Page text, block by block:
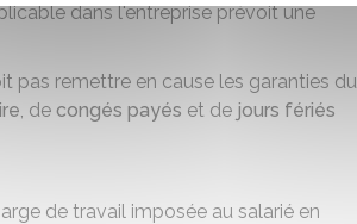
dans l'entreprise prévoit une
pas remettre en cause les garanties du
, de congés payés et de jours fériés
de travail imposée au salarié en